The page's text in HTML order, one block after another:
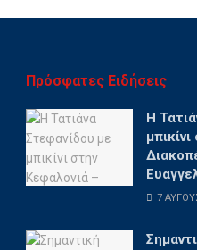
Πρόσφατες Ειδήσεις
Η
7